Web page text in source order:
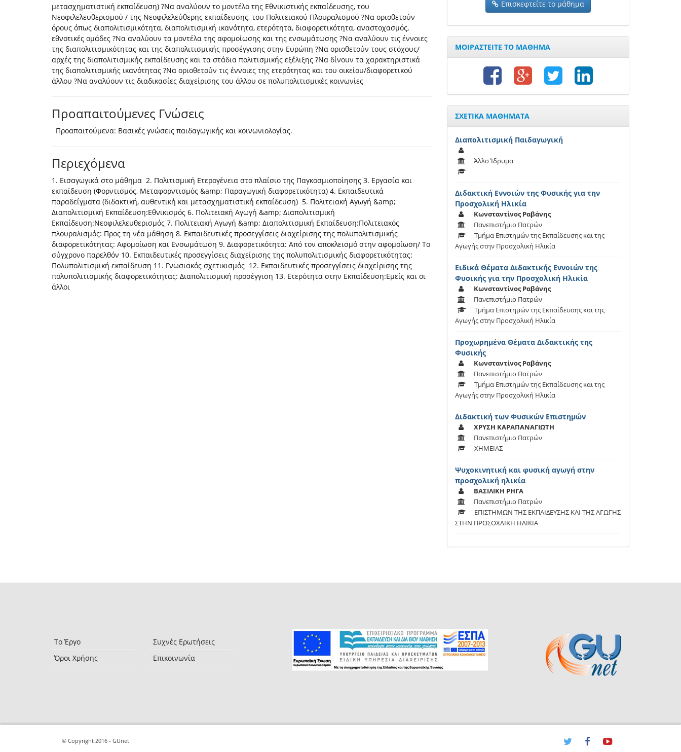
μετασχηματιστική εκπαίδευση) ?Να αναλύουν το μοντέλο της Εθνικιστικής εκπαίδευσης, του
Νεοφιλελευθερισμού / της Νεοφιλελεύθερης εκπαίδευσης, του Πολιτειακού Πλουραλισμού ?Να οριοθετούν
όρους όπως διαπολιτισμικότητα, διαπολιτισμική ικανότητα, ετερότητα, διαφορετικότητα, αναστοχασμός,
εθνοτικές ομάδες ?Να αναλύουν τα μοντέλα της αφομοίωσης και της ενσωμάτωσης ?Να αναλύουν τις έννοιες
της διαπολιτισμικότητας και της διαπολιτισμικής προσέγγισης στην Ευρώπη ?Να οριοθετούν τους στόχους/
αρχές της διαπολιτισμικής εκπαίδευσης και τα στάδια πολιτισμικής εξέλιξης ?Να δίνουν τα χαρακτηριστικά
της διαπολιτισμικής ικανότητας ?Να οριοθετούν τις έννοιες της ετερότητας και του οικείου/διαφορετικού
άλλου ?Να αναλύουν τις διαδικασίες διαχείρισης του άλλου σε πολυπολιτισμικές κοινωνίες
Προαπαιτούμενες Γνώσεις
Προαπαιτούμενα: Βασικές γνώσεις παιδαγωγικής και κοινωνιολογίας.
Περιεχόμενα
1. Εισαγωγικά στο μάθημα 2. Πολιτισμική Ετερογένεια στο πλαίσιο της Παγκοσμιοποίησης 3. Εργασία και
εκπαίδευση (Φορντισμός, Μεταφορντισμός &amp; Παραγωγική διαφορετικότητα) 4. Εκπαιδευτικά
παραδείγματα (διδακτική, αυθεντική και μετασχηματιστική εκπαίδευση) 5. Πολιτειακή Αγωγή &amp;
Διαπολιτισμική Εκπαίδευση:Εθνικισμός 6. Πολιτειακή Αγωγή &amp; Διαπολιτισμική
Εκπαίδευση:Νεοφιλελευθερισμός 7. Πολιτειακή Αγωγή &amp; Διαπολιτισμική Εκπαίδευση:Πολιτειακός
πλουραλισμός: Προς τη νέα μάθηση 8. Εκπαιδευτικές προσεγγίσεις διαχείρισης της πολυπολιτισμικής
διαφορετικότητας: Αφομοίωση και Ενσωμάτωση 9. Διαφορετικότητα: Από τον αποκλεισμό στην αφομοίωση/ Το
σύγχρονο παρελθόν 10. Εκπαιδευτικές προσεγγίσεις διαχείρισης της πολυπολιτισμικής διαφορετικότητας:
Πολυπολιτισμική εκπαίδευση 11. Γνωσιακός σχετικισμός 12. Εκπαιδευτικές προσεγγίσεις διαχείρισης της
πολυπολιτισμικής διαφορετικότητας: Διαπολιτισμική προσέγγιση 13. Ετερότητα στην Εκπαίδευση:Εμείς και οι
άλλοι
Επισκεφτείτε το μάθημα
ΜΟΙΡΑΣΤΕΙΤΕ ΤΟ ΜΑΘΗΜΑ
ΣΧΕΤΙΚΑ ΜΑΘΗΜΑΤΑ
Διαπολιτισμική Παιδαγωγική
Άλλο Ίδρυμα
Διδακτική Εννοιών της Φυσικής για την
Προσχολική Ηλικία
Κωνσταντίνος Ραβάνης
Πανεπιστήμιο Πατρών
Τμήμα Επιστημών της Εκπαίδευσης και της
Αγωγής στην Προσχολική Ηλικία
Ειδικά Θέματα Διδακτικής Εννοιών της
Φυσικής για την Προσχολική Ηλικία
Κωνσταντίνος Ραβάνης
Πανεπιστήμιο Πατρών
Τμήμα Επιστημών της Εκπαίδευσης και της
Αγωγής στην Προσχολική Ηλικία
Προχωρημένα Θέματα Διδακτικής της
Φυσικής
Κωνσταντίνος Ραβάνης
Πανεπιστήμιο Πατρών
Τμήμα Επιστημών της Εκπαίδευσης και της
Αγωγής στην Προσχολική Ηλικία
Διδακτική των Φυσικών Επιστημών
ΧΡΥΣΗ ΚΑΡΑΠΑΝΑΓΙΩΤΗ
Πανεπιστήμιο Πατρών
ΧΗΜΕΙΑΣ
Ψυχοκινητική και φυσική αγωγή στην
προσχολική ηλικία
ΒΑΣΙΛΙΚΗ ΡΗΓΑ
Πανεπιστήμιο Πατρών
ΕΠΙΣΤΗΜΩΝ ΤΗΣ ΕΚΠΑΙΔΕΥΣΗΣ ΚΑΙ ΤΗΣ ΑΓΩΓΗΣ
ΣΤΗΝ ΠΡΟΣΟΧΛΙΚΗ ΗΛΙΚΙΑ
Το Έργο
Όροι Χρήσης
Συχνές Ερωτήσεις
Επικοινωνία
© Copyright 2016 - GUnet